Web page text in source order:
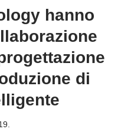
hanno
di